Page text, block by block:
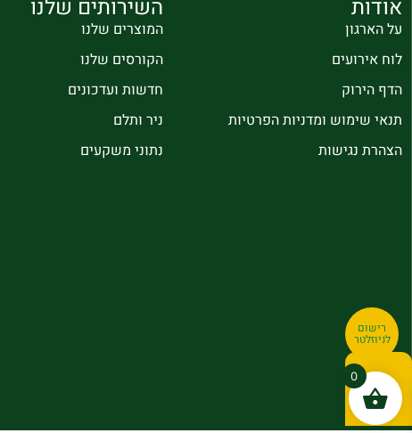
אודות
על הארגון
לוח אירועים
הדף הירוק
תנאי שימוש ומדניות הפרטיות
הצהרת נגישות
השירותים שלנו
המוצרים שלנו
הקורסים שלנו
חדשות ועדכונים
ניר ותלם
נתוני משקעים
רישום
לניוזלטר
0